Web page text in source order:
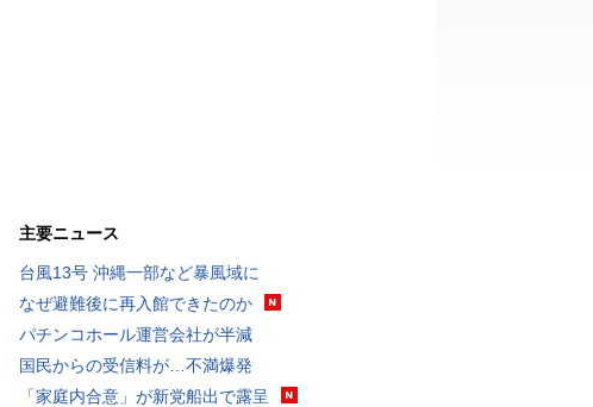
主要ニュース
台風13号 沖縄一部など暴風域に
なぜ避難後に再入館できたのか
パチンコホール運営会社が半減
国民からの受信料が…不満爆発
「家庭内合意」が新党船出で露呈